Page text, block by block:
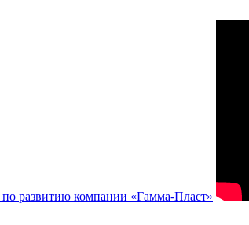
развитию компании «Гамма-Пласт»